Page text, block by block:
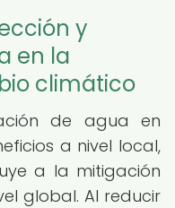
y
en la
climático
de agua en
a nivel local,
a la mitigación
global. Al reducir